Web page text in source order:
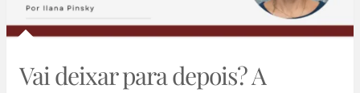
Vai deixar para depois? A